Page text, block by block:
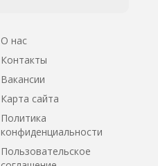
О нас
Контакты
Вакансии
Карта сайта
Политика
конфиденциальности
Пользовательское